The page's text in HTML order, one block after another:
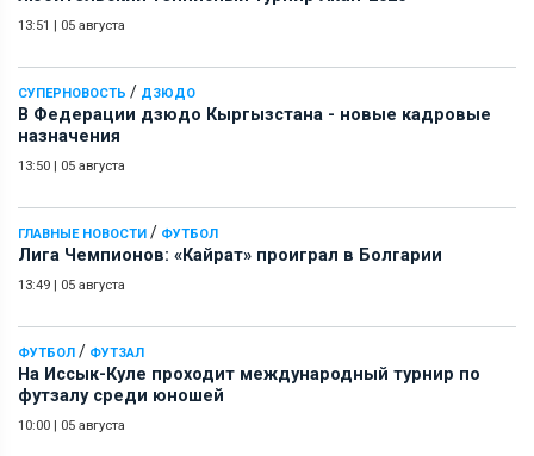
13:51 | 05 августа
СУПЕРНОВОСТЬ / ДЗЮДО
В Федерации дзюдо Кыргызстана - новые кадровые
назначения
13:50 | 05 августа
ГЛАВНЫЕ НОВОСТИ / ФУТБОЛ
Лига Чемпионов: «Кайрат» проиграл в Болгарии
13:49 | 05 августа
ФУТБОЛ / ФУТЗАЛ
На Иссык-Куле проходит международный турнир по
футзалу среди юношей
10:00 | 05 августа